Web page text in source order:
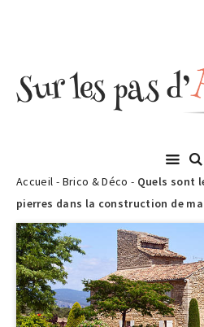
Accueil - Brico & Déco - Quels sont
pierres dans la construction de